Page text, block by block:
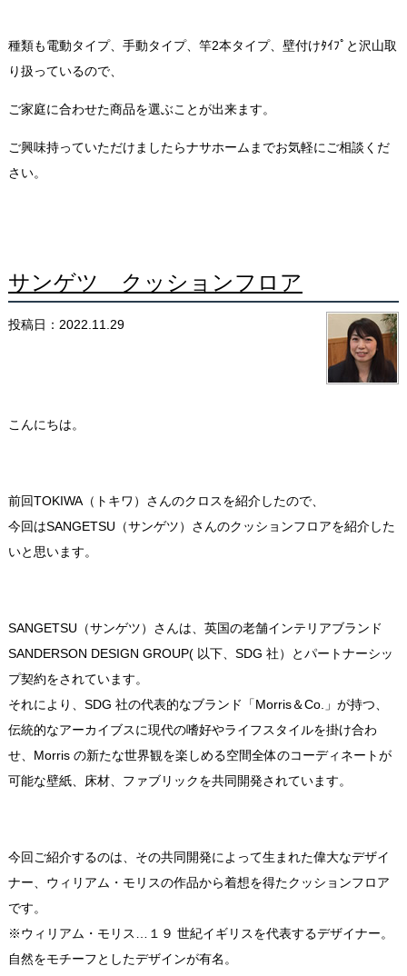
種類も電動タイプ、手動タイプ、竿2本タイプ、壁付けﾀｲﾌﾟと沢山取
り扱っているので、
ご家庭に合わせた商品を選ぶことが出来ます。
ご興味持っていただけましたらナサホームまでお気軽にご相談くだ
さい。
サンゲツ クッションフロア
投稿日：2022.11.29
こんにちは。
前回TOKIWA（トキワ）さんのクロスを紹介したので、
今回はSANGETSU（サンゲツ）さんのクッションフロアを紹介した
いと思います。
SANGETSU（サンゲツ）さんは、英国の老舗インテリアブランド
SANDERSON DESIGN GROUP( 以下、SDG 社）とパートナーシッ
プ契約をされています。
それにより、SDG 社の代表的なブランド「Morris＆Co.」が持つ、
伝統的なアーカイブスに現代の嗜好やライフスタイルを掛け合わ
せ、Morris の新たな世界観を楽しめる空間全体のコーディネートが
可能な壁紙、床材、ファブリックを共同開発されています。
今回ご紹介するのは、その共同開発によって生まれた偉大なデザイ
ナー、ウィリアム・モリスの作品から着想を得たクッションフロア
です。
※ウィリアム・モリス…１９ 世紀イギリスを代表するデザイナー。
自然をモチーフとしたデザインが有名。